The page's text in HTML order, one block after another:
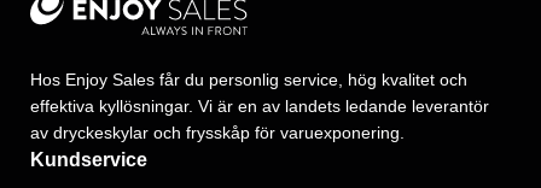
Hos Enjoy Sales får du personlig service, hög kvalitet och
effektiva kyllösningar. Vi är en av landets ledande leverantör
av dryckeskylar och frysskåp för varuexponering.
Kundservice